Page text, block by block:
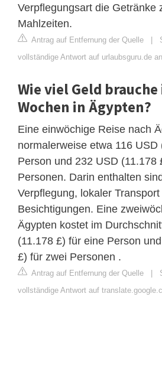
Verpflegungsart die Getränke
Mahlzeiten.
Antrag auf Entfernung der Quelle |
vollständige Antwort auf urlaubsguru.de an
Wie viel Geld
Wochen in Ägypten?
Eine einwöchige Reise nach
normalerweise etwa 116
Person und 232 USD (11.178
Personen. Darin enthalten
Verpflegung, lokaler Transport
Besichtigungen. Eine
Ägypten kostet im
(11.178 £) für eine Person
£) für zwei Personen .
Antrag auf Entfernung der Quelle |
vollständige Antwort auf